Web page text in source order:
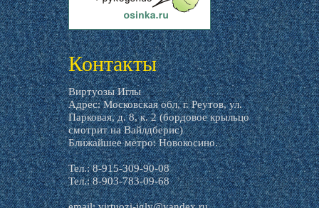
livemaster.ru
Контакты
Виртуозы Иглы
Адрес: Московская обл, г. Реутов, ул.
Парковая, д. 8, к. 2 (бордовое крыльцо
смотрит на Вайлдберис)
Ближайшее метро: Новокосино.
Тел.: 8-915-309-90-08
Тел.: 8-903-783-09-68